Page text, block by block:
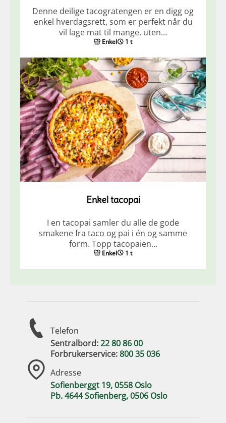
Denne deilige tacogratengen er en digg og
enkel hverdagsrett, som er perfekt når du
vil lage mat til mange, uten…
Enkel 1 t
Enkel tacopai
I en tacopai samler du alle de gode
smakene fra taco og pai i én og samme
form. Topp tacopaien…
Enkel 1 t
Telefon
Sentralbord:22 80 86 00
Forbrukerservice:800 35 036
Adresse
Sofienberggt 19, 0558 Oslo
Pb. 4644 Sofienberg, 0506 Oslo